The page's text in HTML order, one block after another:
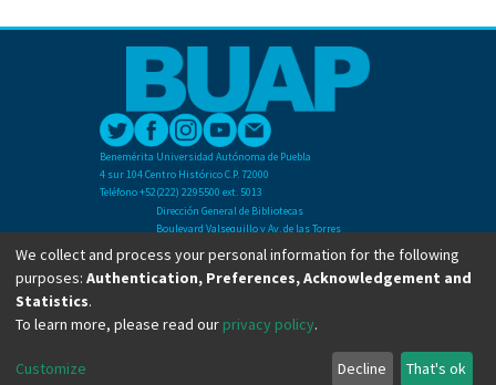
Benemérita Universidad Autónoma de Puebla
4 sur 104 Centro Histórico C.P. 72000
Teléfono +52(222) 2295500 ext. 5013
Dirección General de Bibliotecas
Boulevard Valsequillo y Av. de las Torres
Ciudad Universitaria. Col. San Manuel
C.P. 72570
Teléfono +52 (222) 2295500 Ext 2901
Copyright © Dirección General de Bibliotecas - BUAP 2024. All right reserved.
We collect and process your personal information for the following
purposes: Authentication, Preferences, Acknowledgement and
Statistics.
To learn more, please read our privacy policy.
Customize Decline That's ok